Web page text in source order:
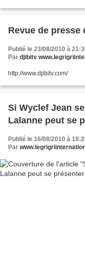
Revue de presse
Publié le 23/08/2010 à
Par djibitv
http://www.djibitv.com/
Si Wyclef Jean
Lalanne peut se
Publié le 16/08/2010 à
Par